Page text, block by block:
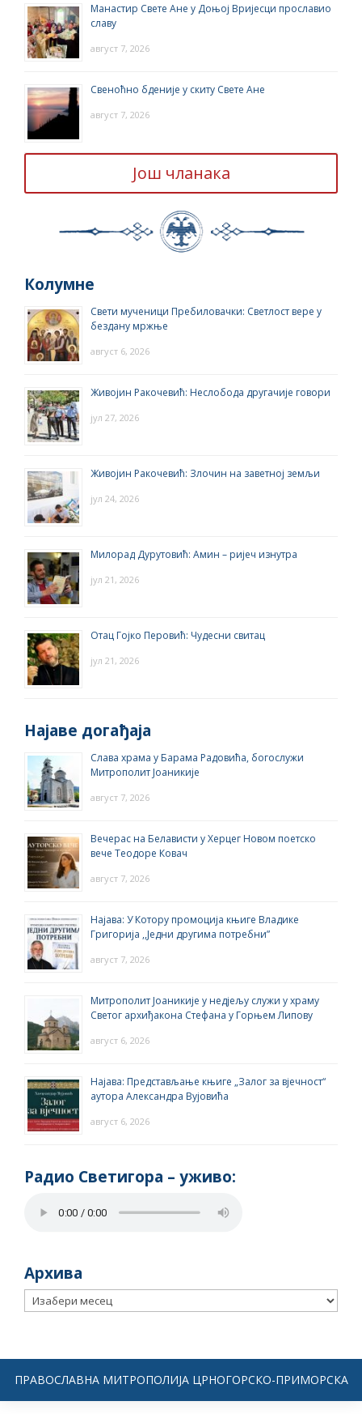
Манастир Свете Ане у Доњој Вријесци прославио
славу
август 7, 2026
Свеноћно бденије у скиту Свете Ане
август 7, 2026
Још чланака
Колумне
Свети мученици Пребиловачки: Светлост вере у
бездану мржње
август 6, 2026
Живојин Ракочевић: Неслобода другачије говори
јул 27, 2026
Живојин Ракочевић: Злочин на заветној земљи
јул 24, 2026
Милорад Дурутовић: Амин – ријеч изнутра
јул 21, 2026
Отац Гојко Перовић: Чудесни свитац
јул 21, 2026
Најаве догађаја
Слава храма у Барама Радовића, богослужи
Митрополит Јоаникије
август 7, 2026
Вечерас на Белависти у Херцег Новом поетско
вече Теодоре Ковач
август 7, 2026
Најава: У Котору промоција књиге Владике
Григорија ,,Једни другима потребни”
август 7, 2026
Митрополит Јоаникије у недјељу служи у храму
Светог архиђакона Стефана у Горњем Липову
август 6, 2026
Најава: Представљање књиге „Залог за вјечност“
аутора Александра Вујовића
август 6, 2026
Радио Светигора – yживо:
Архива
Архива
ПРАВОСЛАВНА МИТРОПОЛИЈА ЦРНОГОРСКО-ПРИМОРСКА